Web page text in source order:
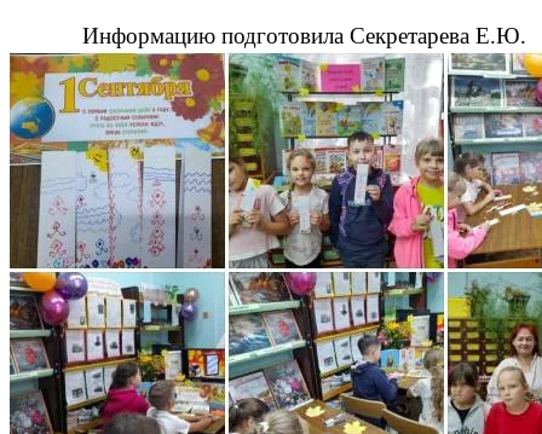
Информацию подготовила Секретарева Е.Ю.